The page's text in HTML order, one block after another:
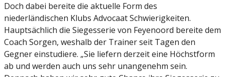
Doch dabei bereite die aktuelle Form des
niederländischen Klubs Advocaat Schwierigkeiten.
Hauptsächlich die Siegesserie von Feyenoord bereite dem
Coach Sorgen, weshalb der Trainer seit Tagen den
Gegner einstudiere. „Sie liefern derzeit eine Höchstform
ab und werden auch uns sehr unangenehm sein.